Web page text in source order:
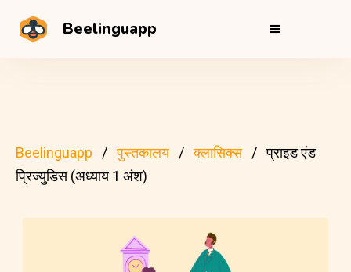
Beelinguapp
Beelinguapp पुस्तकालय क्लासिक्स
प्राइड एंड
प्रिज्युडिस (अध्याय 1 अंश)